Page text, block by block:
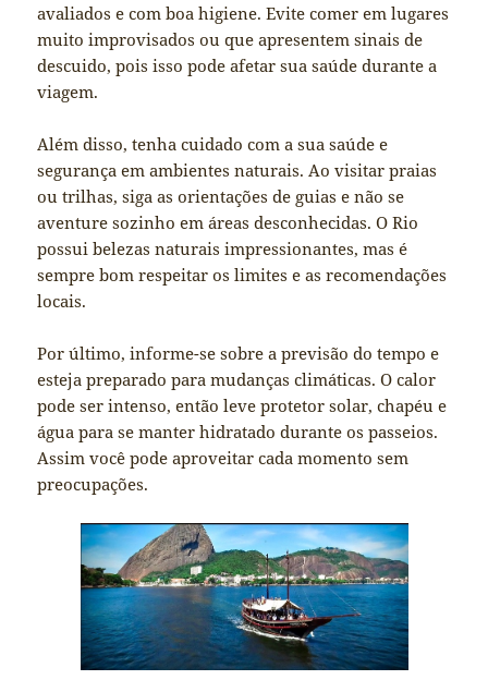
avaliados e com boa higiene. Evite comer em lugares
muito improvisados ou que apresentem sinais de
descuido, pois isso pode afetar sua saúde durante a
viagem.
Além disso, tenha cuidado com a sua saúde e
segurança em ambientes naturais. Ao visitar praias
ou trilhas, siga as orientações de guias e não se
aventure sozinho em áreas desconhecidas. O Rio
possui belezas naturais impressionantes, mas é
sempre bom respeitar os limites e as recomendações
locais.
Por último, informe-se sobre a previsão do tempo e
esteja preparado para mudanças climáticas. O calor
pode ser intenso, então leve protetor solar, chapéu e
água para se manter hidratado durante os passeios.
Assim você pode aproveitar cada momento sem
preocupações.